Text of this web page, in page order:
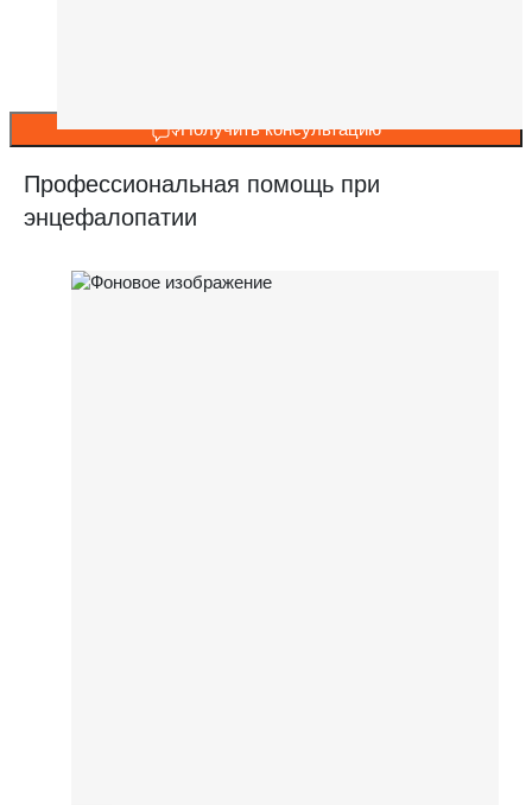
Получить консультацию
Профессиональная помощь при
энцефалопатии